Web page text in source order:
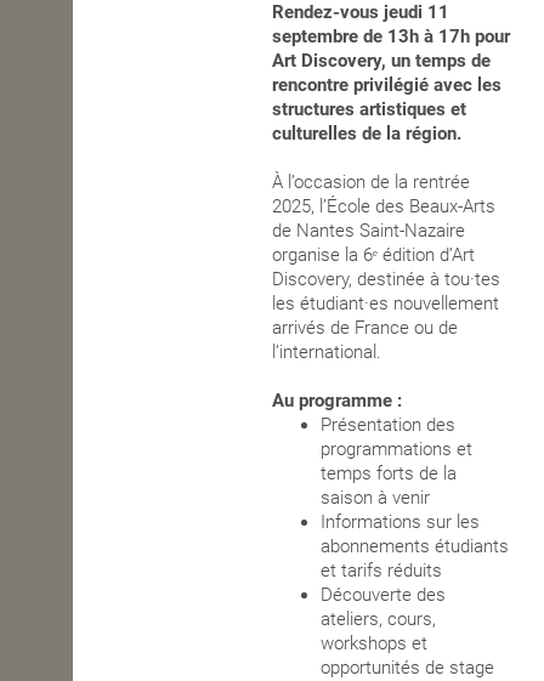
Rendez-vous jeudi 11
septembre de 13h à 17h pour
Art Discovery, un temps de
rencontre privilégié avec les
structures artistiques et
culturelles de la région.
À l’occasion de la rentrée
2025, l’École des Beaux-Arts
de Nantes Saint-Nazaire
organise la 6ᵉ édition d’Art
Discovery, destinée à tou·tes
les étudiant·es nouvellement
arrivés de France ou de
l’international.
Au programme :
Présentation des
programmations et
temps forts de la
saison à venir
Informations sur les
abonnements étudiants
et tarifs réduits
Découverte des
ateliers, cours,
workshops et
opportunités de stage